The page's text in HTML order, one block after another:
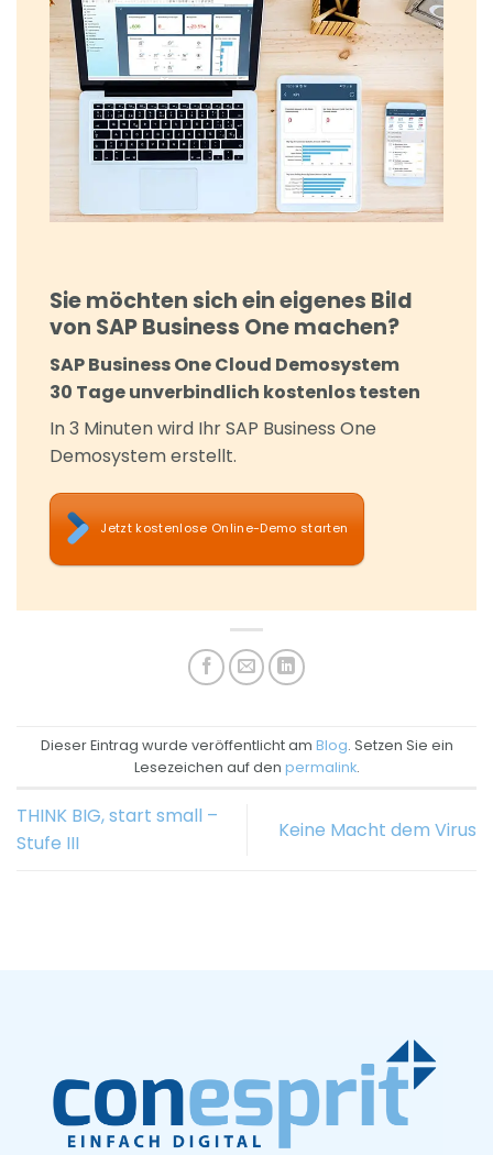
Sie möchten sich ein eigenes Bild
von SAP Business One machen?
SAP Business One Cloud Demosystem
30 Tage unverbindlich kostenlos testen
In 3 Minuten wird Ihr SAP Business One
Demosystem erstellt.
Jetzt kostenlose Online-Demo starten
Dieser Eintrag wurde veröffentlicht am Blog. Setzen Sie ein
Lesezeichen auf den permalink.
THINK BIG, start small –
Stufe III
Keine Macht dem Virus